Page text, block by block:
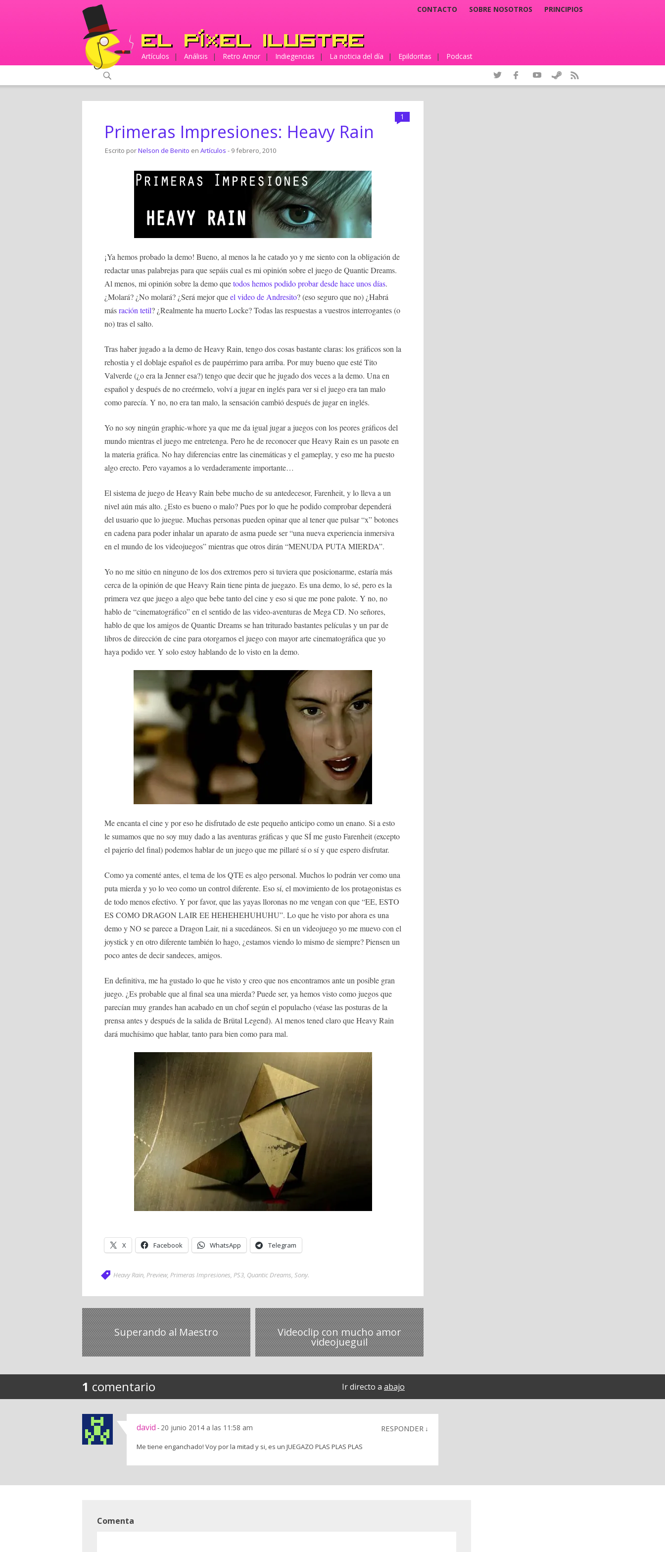
CONTACTO SOBRE NOSOTROS PRINCIPIOS
Artículos | Análisis | Retro Amor | Indiegencias | La noticia del día | Epildoritas | Podcast
1
Primeras Impresiones: Heavy Rain
Escrito porNelson de Benito en Artículos - 9 febrero, 2010
¡Ya hemos probado la demo! Bueno, al menos la he catado yo y me siento con la obligación de
redactar unas palabrejas para que sepáis cual es mi opinión sobre el juego de Quantic Dreams.
Al menos, mi opinión sobre la demo quetodos hemos podido probar desde hace unos días.
¿Molará? ¿No molará? ¿Será mejor queel video de Andresito? (eso seguro que no) ¿Habrá
másración tetil? ¿Realmente ha muerto Locke? Todas las respuestas a vuestros interrogantes (o
no) tras el salto.
Tras haber jugado a la demo de Heavy Rain, tengo dos cosas bastante claras: los gráficos son la
rehostia y el doblaje español es de paupérrimo para arriba. Por muy bueno que esté Tito
Valverde (¿o era la Jenner esa?) tengo que decir que he jugado dos veces a la demo. Una en
español y después de no creérmelo, volví a jugar en inglés para ver si el juego era tan malo
como parecía. Y no, no era tan malo, la sensación cambió después de jugar en inglés.
Yo no soy ningún graphic-whore ya que me da igual jugar a juegos con los peores gráficos del
mundo mientras el juego me entretenga. Pero he de reconocer que Heavy Rain es un pasote en
la materia gráfica. No hay diferencias entre las cinemáticas y el gameplay, y eso me ha puesto
algo erecto. Pero vayamos a lo verdaderamente importante…
El sistema de juego de Heavy Rain bebe mucho de su antedecesor, Farenheit, y lo lleva a un
nivel aún más alto. ¿Esto es bueno o malo? Pues por lo que he podido comprobar dependerá
del usuario que lo juegue. Muchas personas pueden opinar que al tener que pulsar “x” botones
en cadena para poder inhalar un aparato de asma puede ser “una nueva experiencia inmersiva
en el mundo de los videojuegos” mientras que otros dirán “MENUDA PUTA MIERDA”.
Yo no me sitúo en ninguno de los dos extremos pero si tuviera que posicionarme, estaría más
cerca de la opinión de que Heavy Rain tiene pinta de juegazo. Es una demo, lo sé, pero es la
primera vez que juego a algo que bebe tanto del cine y eso si que me pone palote. Y no, no
hablo de “cinematográfico” en el sentido de las video-aventuras de Mega CD. No señores,
hablo de que los amigos de Quantic Dreams se han triturado bastantes películas y un par de
libros de dirección de cine para otorgarnos el juego con mayor arte cinematográfica que yo
haya podido ver. Y solo estoy hablando de lo visto en la demo.
Me encanta el cine y por eso he disfrutado de este pequeño anticipo como un enano. Si a esto
le sumamos que no soy muy dado a las aventuras gráficas y que SÍ me gusto Farenheit (excepto
el pajerío del final) podemos hablar de un juego que me pillaré sí o sí y que espero disfrutar.
Como ya comenté antes, el tema de los QTE es algo personal. Muchos lo podrán ver como una
puta mierda y yo lo veo como un control diferente. Eso sí, el movimiento de los protagonistas es
de todo menos efectivo. Y por favor, que las yayas lloronas no me vengan con que “EE, ESTO
ES COMO DRAGON LAIR EE HEHEHEHUHUHU”. Lo que he visto por ahora es una
demo y NO se parece a Dragon Lair, ni a sucedáneos. Si en un videojuego yo me muevo con el
joystick y en otro diferente también lo hago, ¿estamos viendo lo mismo de siempre? Piensen un
poco antes de decir sandeces, amigos.
En definitiva, me ha gustado lo que he visto y creo que nos encontramos ante un posible gran
juego. ¿Es probable que al final sea una mierda? Puede ser, ya hemos visto como juegos que
parecían muy grandes han acabado en un chof según el populacho (véase las posturas de la
prensa antes y después de la salida de Brütal Legend). Al menos tened claro que Heavy Rain
dará muchísimo que hablar, tanto para bien como para mal.
X Facebook WhatsApp Telegram
Heavy Rain, Preview, Primeras Impresiones, PS3, Quantic Dreams, Sony.
Superando al Maestro Videoclip con mucho amor
videojueguil
1 comentario Ir directo a abajo
david - 20 junio 2014 a las 11:58 am RESPONDER ↓
Me tiene enganchado! Voy por la mitad y si, es un JUEGAZO PLAS PLAS PLAS
Comenta